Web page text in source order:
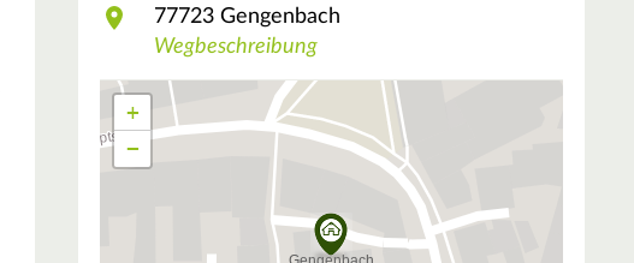
77723 Gengenbach
Wegbeschreibung
+
−